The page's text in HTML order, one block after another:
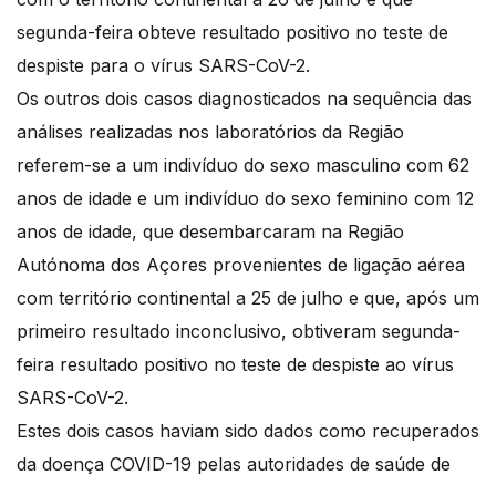
segunda-feira obteve resultado positivo no teste de
despiste para o vírus SARS-CoV-2.
Os outros dois casos diagnosticados na sequência das
análises realizadas nos laboratórios da Região
referem-se a um indivíduo do sexo masculino com 62
anos de idade e um indivíduo do sexo feminino com 12
anos de idade, que desembarcaram na Região
Autónoma dos Açores provenientes de ligação aérea
com território continental a 25 de julho e que, após um
primeiro resultado inconclusivo, obtiveram segunda-
feira resultado positivo no teste de despiste ao vírus
SARS-CoV-2.
Estes dois casos haviam sido dados como recuperados
da doença COVID-19 pelas autoridades de saúde de